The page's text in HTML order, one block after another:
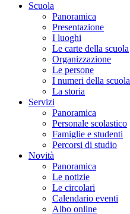
Scuola
Panoramica
Presentazione
I luoghi
Le carte della scuola
Organizzazione
Le persone
I numeri della scuola
La storia
Servizi
Panoramica
Personale scolastico
Famiglie e studenti
Percorsi di studio
Novità
Panoramica
Le notizie
Le circolari
Calendario eventi
Albo online